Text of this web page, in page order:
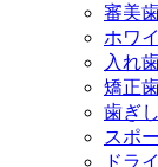
審美
ホワ
入れ
矯正
歯ぎ
スポ
ドラ